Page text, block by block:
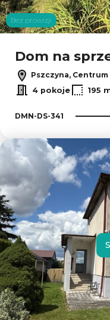
Bez prowizji
Dom na
Pszczyna, Centrum
4 pokoje
195
DMN-DS-341